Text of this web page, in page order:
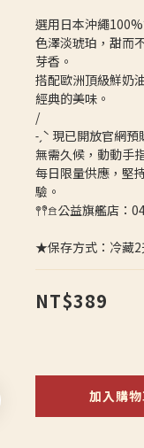
選用日本沖繩
色澤淡琥珀，甜而
芽香。
搭配歐洲頂級鮮奶
經典的美味。
/
‎˗ˏˋ 現已開放官網
無需久候，動動手
每日限量供應，堅
驗。
𖤣𖤥𖠿公益旗艦店：
★保存方式：冷藏
NT$389
加入購